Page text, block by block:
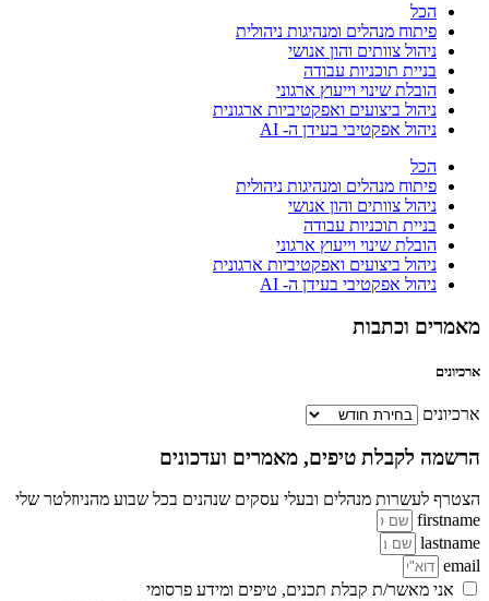
הכל
פיתוח מנהלים ומנהיגות ניהולית
ניהול צוותים והון אנושי
בניית תוכניות עבודה
הובלת שינוי וייעוץ ארגוני
ניהול ביצועים ואפקטיביות ארגונית
ניהול אפקטיבי בעידן ה- AI
הכל
פיתוח מנהלים ומנהיגות ניהולית
ניהול צוותים והון אנושי
בניית תוכניות עבודה
הובלת שינוי וייעוץ ארגוני
ניהול ביצועים ואפקטיביות ארגונית
ניהול אפקטיבי בעידן ה- AI
מאמרים וכתבות
ארכיונים
ארכיונים
הרשמה לקבלת טיפים, מאמרים ועדכונים
הצטרף לעשרות מנהלים ובעלי עסקים שנהנים בכל שבוע מהניוזלטר שלי
firstname
lastname
email
אני מאשר/ת קבלת תכנים, טיפים ומידע פרסומי